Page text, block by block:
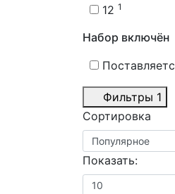
12 1
Набор включён
Фильтры 1
Сортировка
Показать: